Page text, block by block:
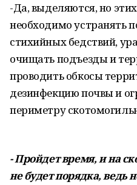
-Да, выделяются, но
необходимо устранять
стихийных бедствий,
очищать подъезды и
проводить обкосы
дезинфекцию почвы и
периметру
- Пройдет время, и на
не будет порядка, ведь